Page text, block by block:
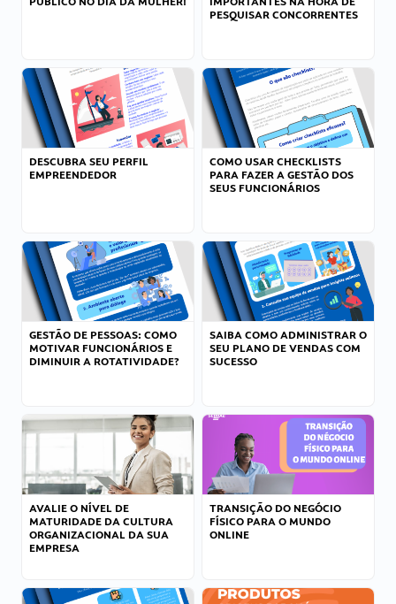
PESQUISAR CONCORRENTES
DESCUBRA SEU PERFIL
EMPREENDEDOR
COMO USAR CHECKLISTS
PARA FAZER A GESTÃO DOS
SEUS FUNCIONÁRIOS
GESTÃO DE PESSOAS: COMO
MOTIVAR FUNCIONÁRIOS E
DIMINUIR A ROTATIVIDADE?
SAIBA COMO ADMINISTRAR O
SEU PLANO DE VENDAS COM
SUCESSO
AVALIE O NÍVEL DE
MATURIDADE DA CULTURA
ORGANIZACIONAL DA SUA
EMPRESA
TRANSIÇÃO DO NEGÓCIO
FÍSICO PARA O MUNDO
ONLINE